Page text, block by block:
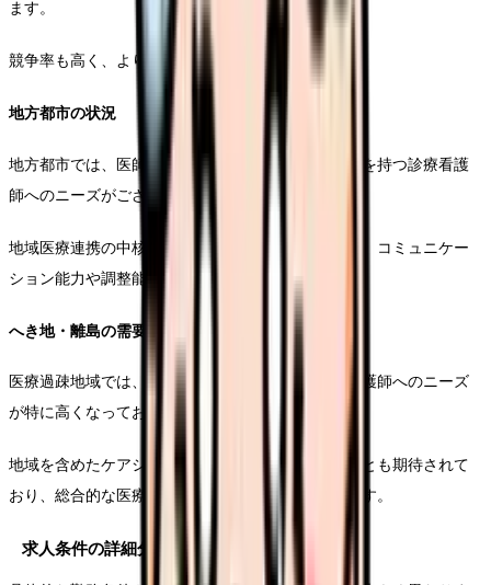
ます。
競争率も高く、より高度な専門性が求められます。
地方都市の状況
地方都市では、医師不足を背景に総合的な診療能力を持つ診療看護
師へのニーズがございます。
地域医療連携の中核としての役割も期待されており、コミュニケー
ション能力や調整能力も重視されています。
へき地・離島の需要
医療過疎地域では、短期間の診療能力を持つ診療看護師へのニーズ
が特に高くなっております。
地域を含めたケアシステムの中心的な役割を担うことも期待されて
おり、総合的な医療知識と実践力が求められています。
求人条件の詳細分析